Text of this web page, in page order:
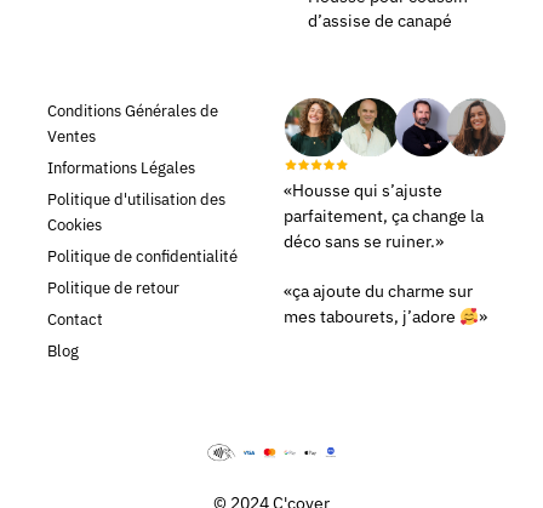
d’assise de canapé
Conditions Générales de
Ventes
Informations Légales
Politique d'utilisation des
Cookies
Politique de confidentialité
Politique de retour
Contact
Blog
«Housse qui s’ajuste
parfaitement, ça change la
déco sans se ruiner.»
«ça ajoute du charme sur
mes tabourets, j’adore
»
© 2024 C'cover